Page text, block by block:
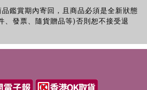
鑑賞期內寄回，且商品必須是全新狀態
、發票、隨貨贈品等)否則恕不接受退